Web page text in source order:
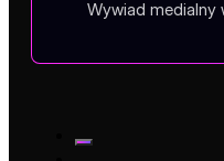
Wywiad medialny